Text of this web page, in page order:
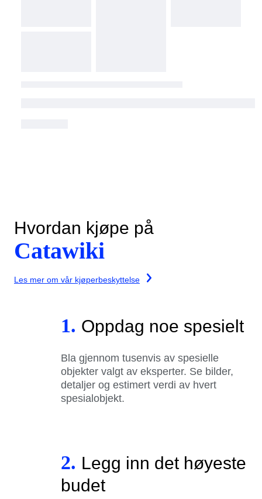
Hvordan kjøpe på
Catawiki
Les mer om vår kjøperbeskyttelse
1. Oppdag noe spesielt
Bla gjennom tusenvis av spesielle
objekter valgt av eksperter. Se bilder,
detaljer og estimert verdi av hvert
spesialobjekt.
2. Legg inn det høyeste
budet